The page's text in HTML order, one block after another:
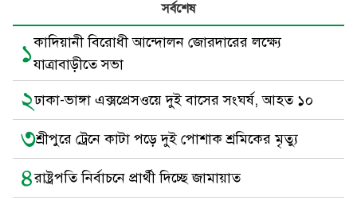
সর্বশেষ
১কাদিয়ানী বিরোধী আন্দোলন জোরদারের লক্ষ্যে
যাত্রাবাড়ীতে সভা
২ঢাকা-ভাঙ্গা এক্সপ্রেসওয়ে দুই বাসের সংঘর্ষ, আহত ১০
৩শ্রীপুরে ট্রেনে কাটা পড়ে দুই পোশাক শ্রমিকের মৃত্যু
৪রাষ্ট্রপতি নির্বাচনে প্রার্থী দিচ্ছে জামায়াত